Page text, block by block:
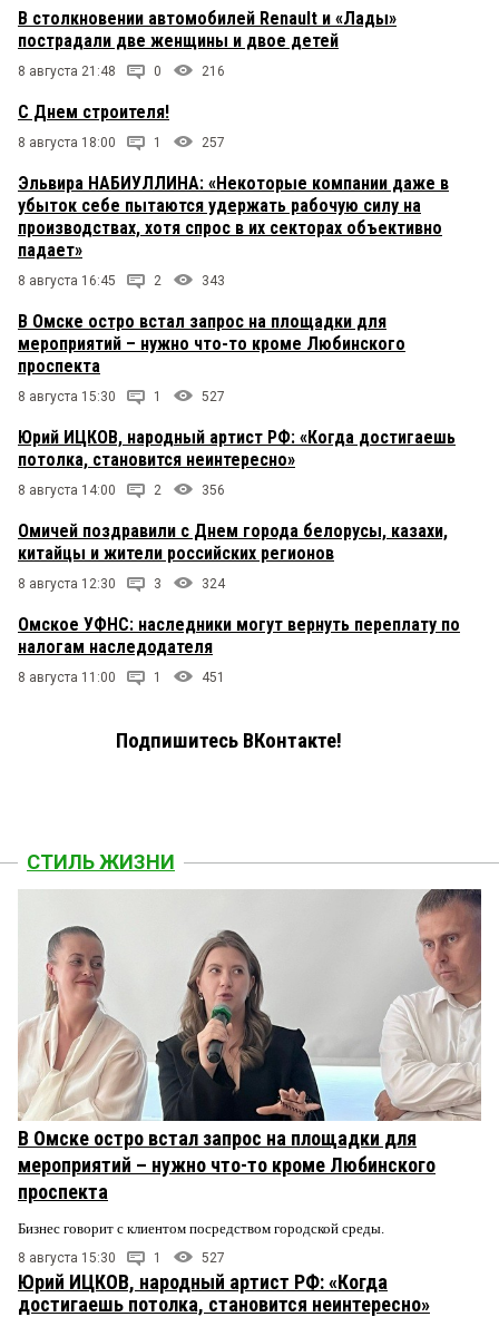
В столкновении автомобилей Renault и «Лады»
пострадали две женщины и двое детей
8 августа 21:48 0 216
С Днем строителя!
8 августа 18:00 1 257
Эльвира НАБИУЛЛИНА: «Некоторые компании даже в
убыток себе пытаются удержать рабочую силу на
производствах, хотя спрос в их секторах объективно
падает»
8 августа 16:45 2 343
В Омске остро встал запрос на площадки для
мероприятий – нужно что-то кроме Любинского
проспекта
8 августа 15:30 1 527
Юрий ИЦКОВ, народный артист РФ: «Когда достигаешь
потолка, становится неинтересно»
8 августа 14:00 2 356
Омичей поздравили с Днем города белорусы, казахи,
китайцы и жители российских регионов
8 августа 12:30 3 324
Омское УФНС: наследники могут вернуть переплату по
налогам наследодателя
8 августа 11:00 1 451
Подпишитесь ВКонтакте!
СТИЛЬ ЖИЗНИ
В Омске остро встал запрос на площадки для
мероприятий – нужно что-то кроме Любинского
проспекта
Бизнес говорит с клиентом посредством городской среды.
8 августа 15:30 1 527
Юрий ИЦКОВ, народный артист РФ: «Когда
достигаешь потолка, становится неинтересно»